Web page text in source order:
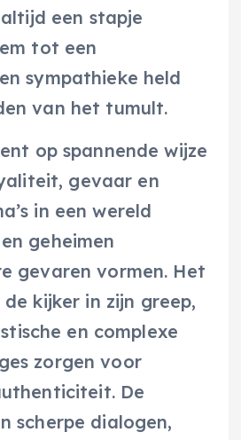
een stapje
tot een
sympathieke held
van het tumult.
op spannende wijze
gevaar en
in een wereld
geheimen
gevaren vormen. Het
kijker in zijn greep,
en complexe
zorgen voor
De
scherpe dialogen,